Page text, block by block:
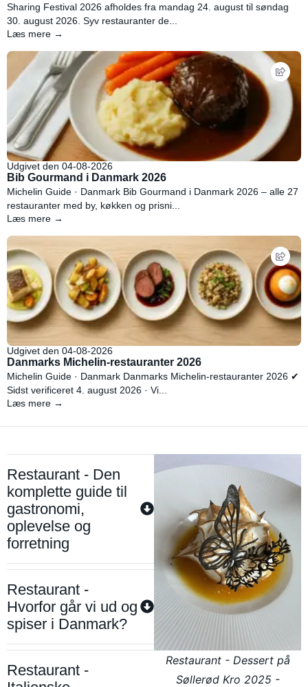
Sharing Festival 2026 afholdes fra mandag 24. august til søndag
30. august 2026. Syv restauranter de...
Læs mere →
Udgivet den 04-08-2026
Bib Gourmand i Danmark 2026
Michelin Guide · Danmark Bib Gourmand i Danmark 2026 – alle 27
restauranter med by, køkken og prisni...
Læs mere →
Udgivet den 04-08-2026
Danmarks Michelin-restauranter 2026
Michelin Guide · Danmark Danmarks Michelin-restauranter 2026 ✔
Sidst verificeret 4. august 2026 · Vi...
Læs mere →
Restaurant - Den
komplette guide til
gastronomi,
oplevelse og
forretning
Restaurant -
Hvorfor går vi ud og
spiser i Danmark?
Restaurant -
Restaurant - Dessert på
Søllerød Kro 2025 -